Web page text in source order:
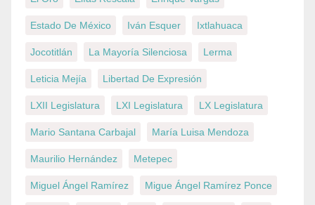
Estado De México Iván Esquer Ixtlahuaca
Jocotitlán La Mayoría Silenciosa Lerma
Leticia Mejía Libertad De Expresión
LXII Legislatura LXI Legislatura LX Legislatura
Mario Santana Carbajal María Luisa Mendoza
Maurilio Hernández Metepec
Miguel Ángel Ramírez Migue Ángel Ramírez Ponce